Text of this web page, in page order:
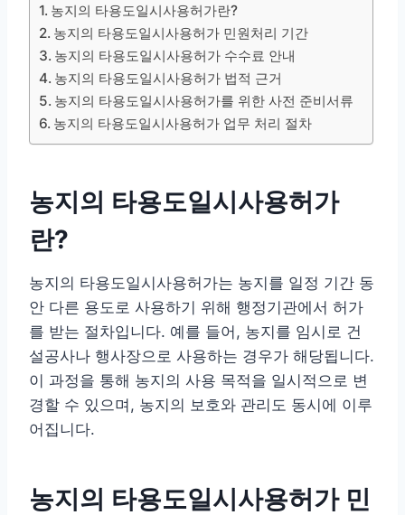
농지의 타용도일시사용허가란?
농지의 타용도일시사용허가 민원처리 기간
농지의 타용도일시사용허가 수수료 안내
농지의 타용도일시사용허가 법적 근거
농지의 타용도일시사용허가를 위한 사전 준비서류
농지의 타용도일시사용허가 업무 처리 절차
농지의 타용도일시사용허가
란?
농지의 타용도일시사용허가는 농지를 일정 기간 동
안 다른 용도로 사용하기 위해 행정기관에서 허가
를 받는 절차입니다. 예를 들어, 농지를 임시로 건
설공사나 행사장으로 사용하는 경우가 해당됩니다.
이 과정을 통해 농지의 사용 목적을 일시적으로 변
경할 수 있으며, 농지의 보호와 관리도 동시에 이루
어집니다.
농지의 타용도일시사용허가 민